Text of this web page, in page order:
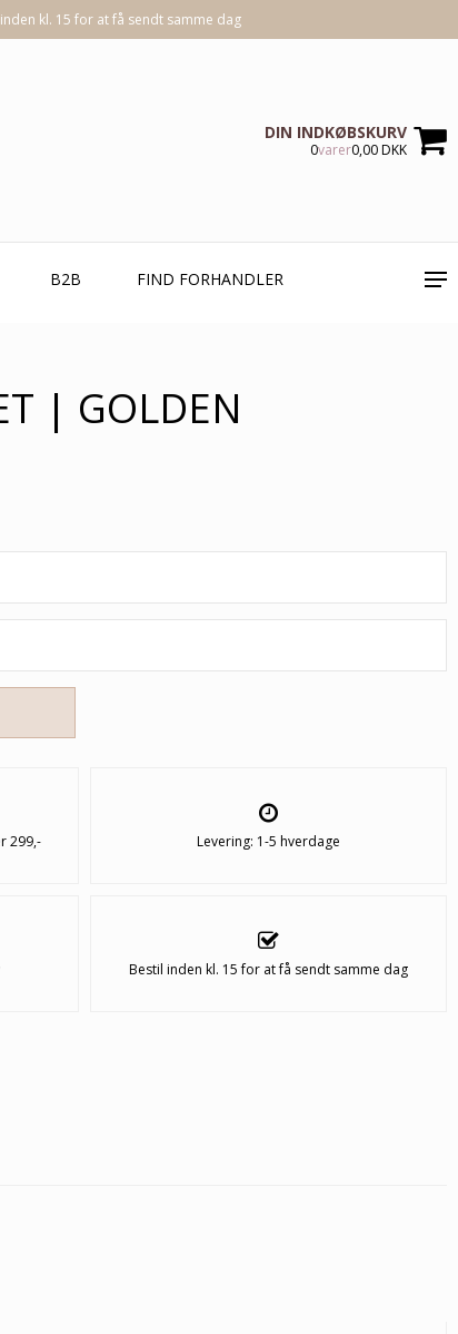
kl. 15 for at få sendt samme dag
DIN INDKØBSKURV
0varer0,00 DKK
B2B FIND FORHANDLER
| GOLDEN
299,- Levering: 1-5 hverdage
Bestil inden kl. 15 for at få sendt samme dag